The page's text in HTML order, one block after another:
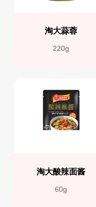
淘大蒜蓉
220g
淘大酸辣面酱
60g